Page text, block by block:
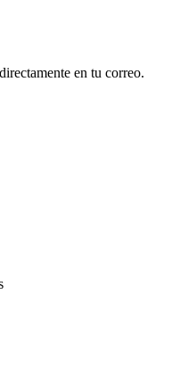
en tu correo.